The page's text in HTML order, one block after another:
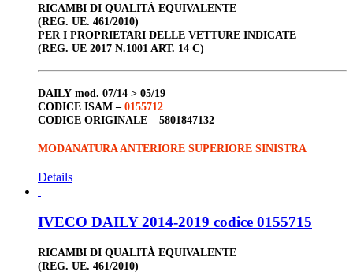
RICAMBI DI QUALITÀ EQUIVALENTE
(REG. UE. 461/2010)
PER I PROPRIETARI DELLE VETTURE INDICATE
(REG. UE 2017 N.1001 ART. 14 C)
DAILY mod. 07/14 > 05/19
CODICE ISAM – 0155712
CODICE ORIGINALE – 5801847132
MODANATURA ANTERIORE SUPERIORE SINISTRA
Details
IVECO DAILY 2014-2019 codice 0155715
RICAMBI DI QUALITÀ EQUIVALENTE
(REG. UE. 461/2010)